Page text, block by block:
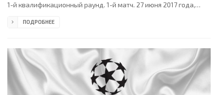
1-й квалификационный раунд. 1-й матч. 27 июня 2017 года,
Стадион Торсволлур. 841 зритель (14 % при вместимости
Резервный арбитр: Кристо Тохвер (Эстония). Викингур Гота: 1.
Элиас Расмуссен; 21. Герт Аге
ПОДРОБНЕЕ